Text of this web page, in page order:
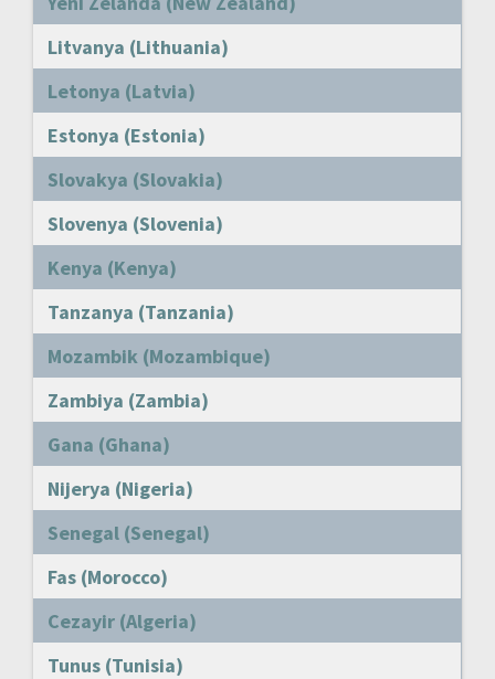
Litvanya (Lithuania)
Letonya (Latvia)
Estonya (Estonia)
Slovakya (Slovakia)
Slovenya (Slovenia)
Kenya (Kenya)
Tanzanya (Tanzania)
Mozambik (Mozambique)
Zambiya (Zambia)
Gana (Ghana)
Nijerya (Nigeria)
Senegal (Senegal)
Fas (Morocco)
Cezayir (Algeria)
Tunus (Tunisia)